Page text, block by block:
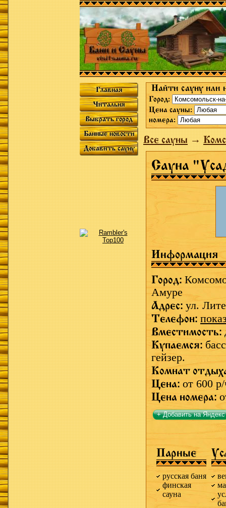
Главная
Читальня
Выбрать город
Банные новости
Добавить сауну
Найти сауну или
Город:
Цена сауны:
номера:
Все сауны→
Сауна
Информация
Город:
Амуре
Адрес: ул.
Телефон:
Вместимость:
Купаемся:
гейзер.
Комнат
Цена: от 600
Цена номера:
+ Добавить на Яндекс
Парные
русская баня
финская
сауна